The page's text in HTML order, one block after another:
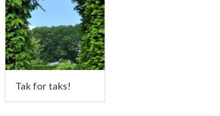
Tak for taks!